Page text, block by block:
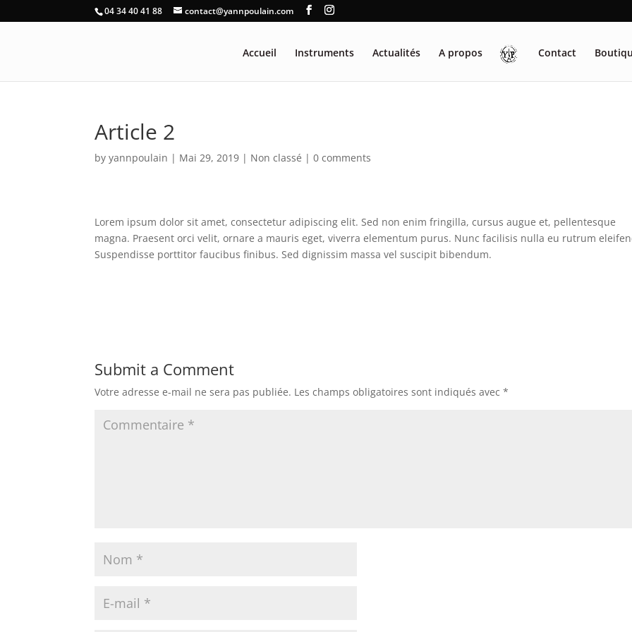
04 34 40 41 88 contact@yannpoulain.com
Accueil Instruments Actualités A propos Contact
Article 2
byyannpoulain | Mai 29, 2019 | Non classé |0 comments
Lorem ipsum dolor sit amet, consectetur adipiscing elit. Sed non enim fringilla, cursus augue et, pellentesque
magna. Praesent orci velit, ornare a mauris eget, viverra elementum purus. Nunc facilisis nulla eu rutrum
Suspendisse porttitor faucibus finibus. Sed dignissim massa vel suscipit bibendum.
Submit a Comment
Votre adresse e-mail ne sera pas publiée. Les champs obligatoires sont indiqués avec*